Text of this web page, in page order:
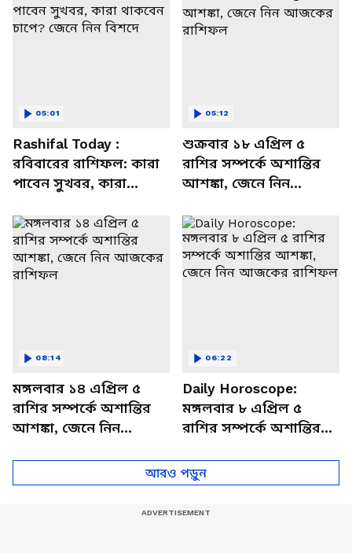
Rashifal Today :
রবিবারের রাশিফল: কারা
পাবেন সুখবর, কারা
বিশদে
05:01
শুক্রবার ১৮ এপ্রিল ৫
রাশির সম্পর্কে অশান্তির
আশঙ্কা, জেনে নিন
05:12
মঙ্গলবার ১৪ এপ্রিল ৫
রাশির সম্পর্কে অশান্তির
আশঙ্কা, জেনে নিন
08:14
Daily Horoscope:
মঙ্গলবার ৮ এপ্রিল ৫
রাশির সম্পর্কে অশান্তির
আজকের রাশিফল
06:22
আরও পড়ুন